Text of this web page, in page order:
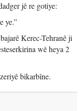
jê re gotiye:
ye.”
Kerec-Tehranê ji
wê heya 2
bikarbîne.